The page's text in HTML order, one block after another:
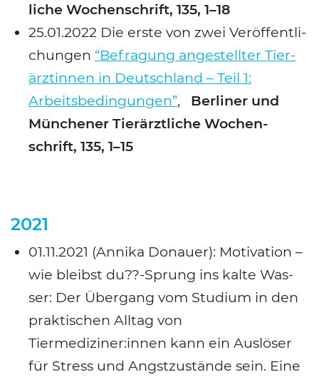
li­che Wochen­schrift, 135, 1–18
25.01.2022 Die ers­te von zwei Ver­öf­fent­li­
chun­gen “Befra­gung ange­stell­ter Tier­
ärz­tin­nen in Deutsch­land – Teil 1:
Arbeits­be­din­gun­gen”, Ber­li­ner und
Mün­che­ner Tier­ärzt­li­che Wochen­
schrift, 135, 1–15
2021
01.11.2021 (Anni­ka Donau­er): Moti­va­ti­on –
wie bleibst du??-Sprung ins kal­te Was­
ser: Der Über­gang vom Stu­di­um in den
prak­ti­schen All­tag von
Tiermediziner:innen kann ein Aus­lö­ser
für Stress und Angst­zu­stän­de sein. Eine